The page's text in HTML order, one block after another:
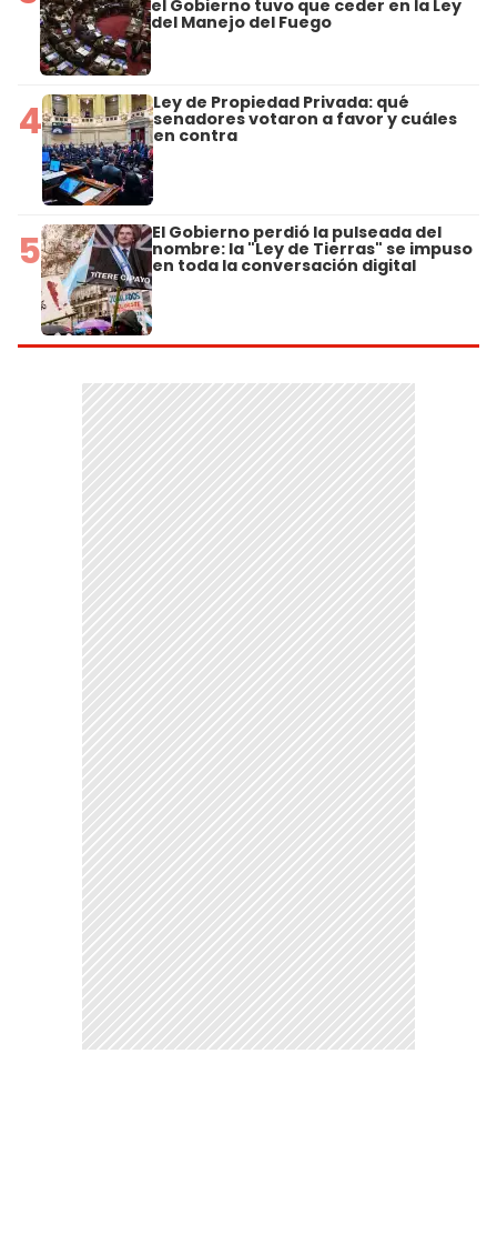
el Gobierno tuvo que ceder en la Ley
del Manejo del Fuego
4 Ley de Propiedad Privada: qué
senadores votaron a favor y cuáles
en contra
5 El Gobierno perdió la pulseada del
nombre: la "Ley de Tierras" se impuso
en toda la conversación digital